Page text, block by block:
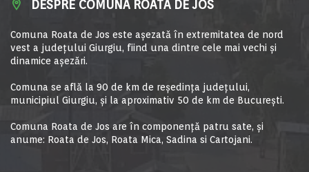
DESPRE COMUNA ROATA DE JOS
Comuna Roata de Jos este aşezată în extremitatea de nord
vest a judeţului Giurgiu, fiind una dintre cele mai vechi şi
dinamice aşezări.
Comuna se află la 90 de km de reşedinţa judeţului,
municipiul Giurgiu, şi la aproximativ 50 de km de Bucureşti.
Comuna Roata de Jos are în componență patru sate, și
anume: Roata de Jos, Roata Mica, Sadina si Cartojani.